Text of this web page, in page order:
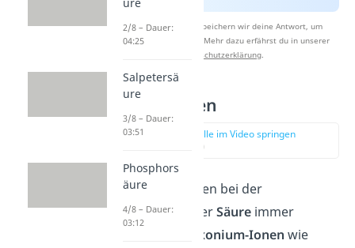
Nach Beantwortung speichern wir deine Antwort, um
Studyflix zu verbessern. Mehr dazu erfährst du in unserer
Datenschutzerklärung.
Starke Säuren
zur Stelle im Video springen
(01:51)
Generell entstehen bei der
Dissoziation
einerSäure immer
Oxonium-Ionen wie
ure
2/8 – Dauer:
04:25
Salpetersä
ure
3/8 – Dauer:
03:51
Phosphors
äure
4/8 – Dauer:
03:12